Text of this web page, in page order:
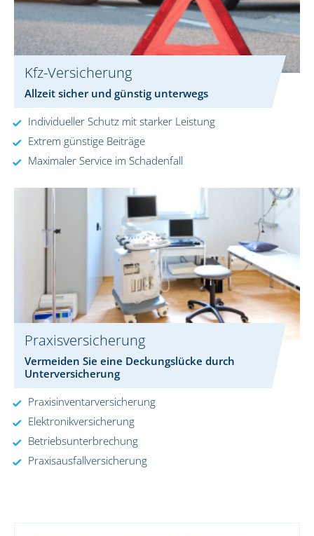
Kfz-Versicherung
Allzeit sicher und günstig unterwegs
Individueller Schutz mit starker Leistung
Extrem günstige Beiträge
Maximaler Service im Schadenfall
Praxisversicherung
Vermeiden Sie eine Deckungslücke durch
Unterversicherung
Praxisinventarversicherung
Elektronikversicherung
Betriebsunterbrechung
Praxisausfallversicherung